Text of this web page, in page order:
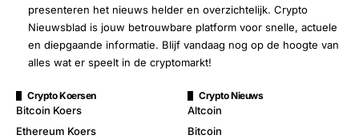
presenteren het nieuws helder en overzichtelijk. Crypto
Nieuwsblad is jouw betrouwbare platform voor snelle, actuele
en diepgaande informatie. Blijf vandaag nog op de hoogte van
alles wat er speelt in de cryptomarkt!
Crypto Koersen
Bitcoin Koers
Ethereum Koers
Crypto Nieuws
Altcoin
Bitcoin